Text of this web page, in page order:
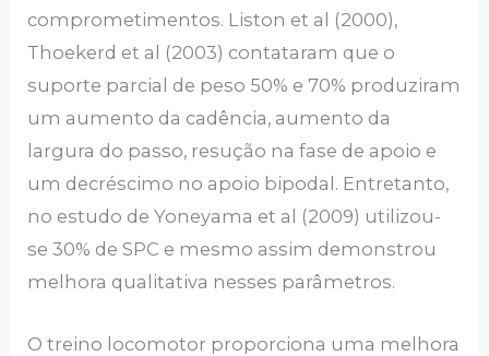
comprometimentos. Liston et al (2000),
Thoekerd et al (2003) contataram que o
suporte parcial de peso 50% e 70% produziram
um aumento da cadência, aumento da
largura do passo, resução na fase de apoio e
um decréscimo no apoio bipodal. Entretanto,
no estudo de Yoneyama et al (2009) utilizou-
se 30% de SPC e mesmo assim demonstrou
melhora qualitativa nesses parâmetros.
O treino locomotor proporciona uma melhora